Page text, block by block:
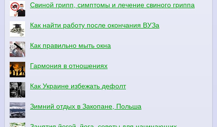
Свиной грипп, симптомы и лечение свиного гриппа
Как найти работу после окончания ВУЗа
Как правильно мыть окна
Гармония в отношениях
Как Украине избежать дефолт
Зимний отдых в Закопане, Польша